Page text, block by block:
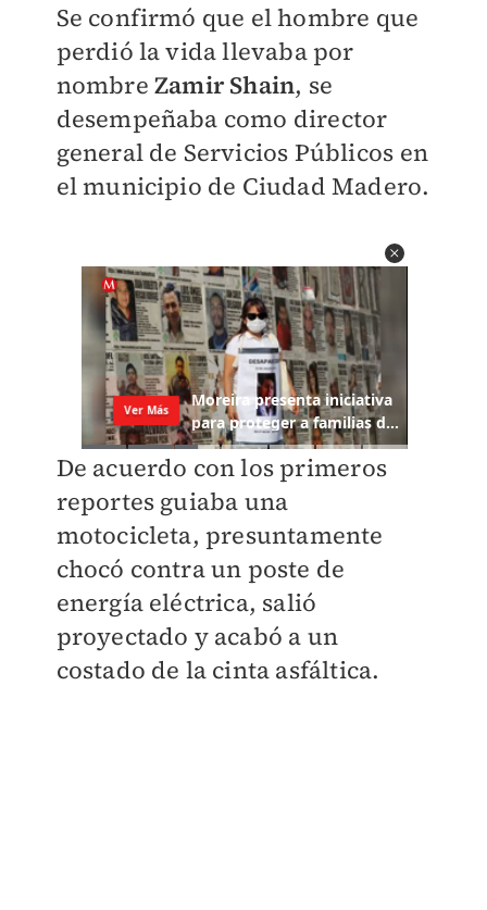
Se confirmó que el hombre que
perdió la vida llevaba por
nombre Zamir Shain, se
desempeñaba como director
general de Servicios Públicos en
el municipio de Ciudad Madero.
De acuerdo con los primeros
reportes guiaba una
motocicleta, presuntamente
chocó contra un poste de
energía eléctrica, salió
proyectado y acabó a un
costado de la cinta asfáltica.